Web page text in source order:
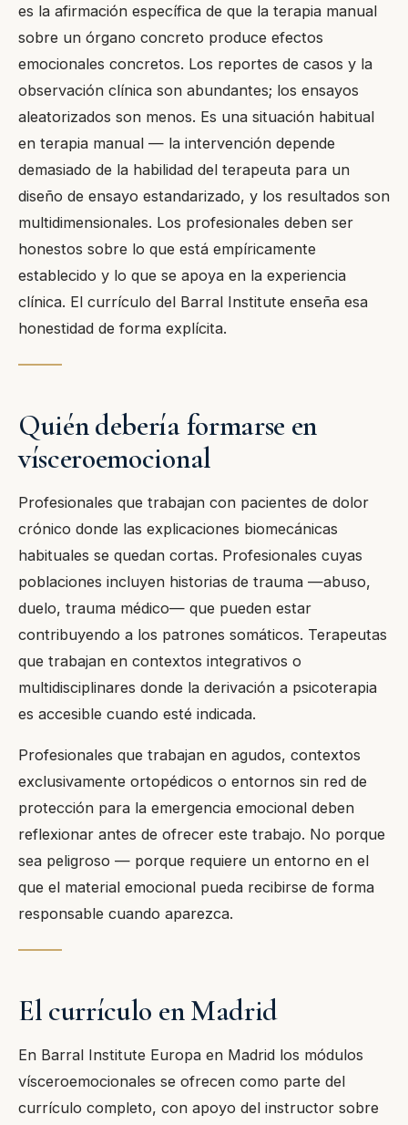
es la afirmación específica de que la terapia manual
sobre un órgano concreto produce efectos
emocionales concretos. Los reportes de casos y la
observación clínica son abundantes; los ensayos
aleatorizados son menos. Es una situación habitual
en terapia manual — la intervención depende
demasiado de la habilidad del terapeuta para un
diseño de ensayo estandarizado, y los resultados son
multidimensionales. Los profesionales deben ser
honestos sobre lo que está empíricamente
establecido y lo que se apoya en la experiencia
clínica. El currículo del Barral Institute enseña esa
honestidad de forma explícita.
Quién debería formarse en
vísceroemocional
Profesionales que trabajan con pacientes de dolor
crónico donde las explicaciones biomecánicas
habituales se quedan cortas. Profesionales cuyas
poblaciones incluyen historias de trauma —abuso,
duelo, trauma médico— que pueden estar
contribuyendo a los patrones somáticos. Terapeutas
que trabajan en contextos integrativos o
multidisciplinares donde la derivación a psicoterapia
es accesible cuando esté indicada.
Profesionales que trabajan en agudos, contextos
exclusivamente ortopédicos o entornos sin red de
protección para la emergencia emocional deben
reflexionar antes de ofrecer este trabajo. No porque
sea peligroso — porque requiere un entorno en el
que el material emocional pueda recibirse de forma
responsable cuando aparezca.
El currículo en Madrid
En Barral Institute Europa en Madrid los módulos
vísceroemocionales se ofrecen como parte del
currículo completo, con apoyo del instructor sobre